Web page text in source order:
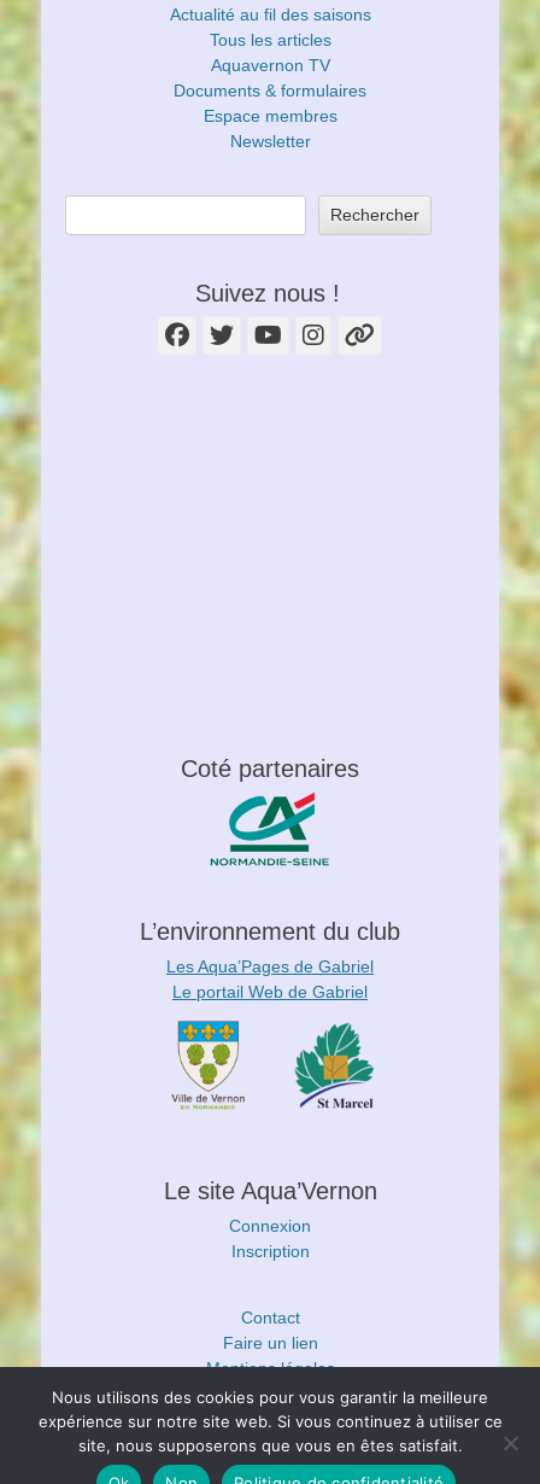
Actualité au fil des saisons
Tous les articles
Aquavernon TV
Documents & formulaires
Espace membres
Newsletter
Rechercher
Suivez nous !
Facebook
Twitter
YouTube
Instagram
Coté partenaires
L’environnement du club
Les Aqua’Pages de Gabriel
Le portail Web de Gabriel
Le site Aqua’Vernon
Connexion
Inscription
Contact
Faire un lien
Mentions légales
Politique de confidentialité
Copyright © 2026 Aquario'Club des Portes de l'Eure
Reserved.
Nous utilisons des cookies pour vous garantir la meilleure
expérience sur notre site web. Si vous continuez à utiliser ce
site, nous supposerons que vous en êtes satisfait.